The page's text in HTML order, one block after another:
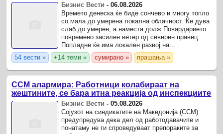
Бизнис Вести -06.08.2026
Времето денеска ќе биде сончево и многу топло
со мала до умерена локална облачност. Ќе дува
слаб до умерен, а наместа долж Повардарието
повремено засилен ветер од северен правец.
Попладне ќе има локален развој на
нестабилност со краткотраен пороен дожд и
ретки грмежи.
54 вести » +14 теми » сумирано » прашања »
ССМ алармира: Работници колабираат на
жештините, се бара итна реакција од инспекциите
Бизнис Вести -05.08.2026
Сојузот на синдикатите на Македонија (ССМ)
предупредува дека дел од работодавачите и
понатаму не ги спроведуваат препораките за